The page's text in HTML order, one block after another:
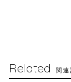
Related 関